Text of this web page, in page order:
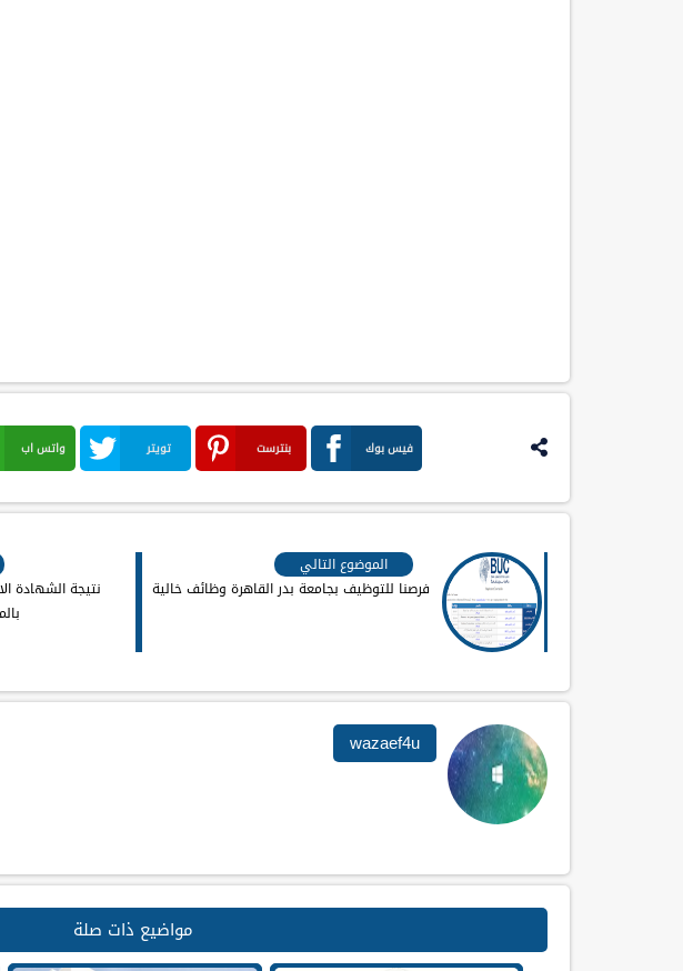
فيس بوك بنترست تويتر واتس اب
الموضوع التالي
فرصنا للتوظيف بجامعة بدر القاهرة وظائف خالية
wazaef4u
مواضيع ذات صلة